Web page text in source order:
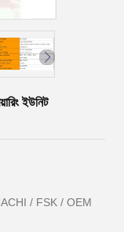
ইউনিট
/ FSK / OEM